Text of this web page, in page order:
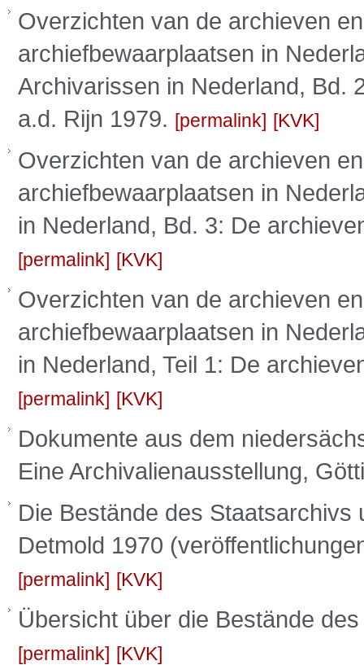
Overzichten van de archieven
archiefbewaarplaatsen in
Archivarissen in Nederland, Bd.
a.d. Rijn 1979.
permalink KVK
Overzichten van de archieven
archiefbewaarplaatsen in
in Nederland, Bd. 3: De
permalink KVK
Overzichten van de archieven
archiefbewaarplaatsen in
in Nederland, Teil 1: De
permalink KVK
Dokumente aus dem
Eine Archivalienausstellung,
Die Bestände des
Detmold 1970
permalink KVK
Übersicht über die Bestände
permalink KVK